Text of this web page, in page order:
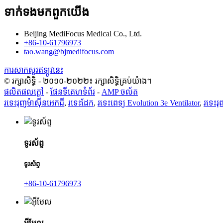
ទាក់ទង​មក​ពួក​យើង
Beijing MediFocus Medical Co., Ltd.
+86-10-61796973
tao.wang@bjmedifocus.com
ការសាកសួរឥឡូវនេះ
© រក្សាសិទ្ធិ - ២០១០-២០២២៖ រក្សាសិទ្ធិគ្រប់យ៉ាង។
ផលិតផលក្តៅ - ផែនទីគេហទំព័រ - AMP ចល័ត
រទេះរុញម៉ាស៊ីនអេកជី, រទេះដែក, រទេះពេទ្យ Evolution 3e Ventilator, រទេះ
ទូរស័ព្ទ
ទូរស័ព្ទ
+86-10-61796973